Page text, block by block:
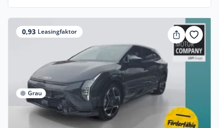
0,93 Leasingfaktor
Grau
Privat